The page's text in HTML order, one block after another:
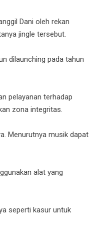
Dani oleh rekan
jingle tersebut.
dilaunching pada tahun
pelayanan terhadap
zona integritas.
Menurutnya musik dapat
alat yang
seperti kasur untuk